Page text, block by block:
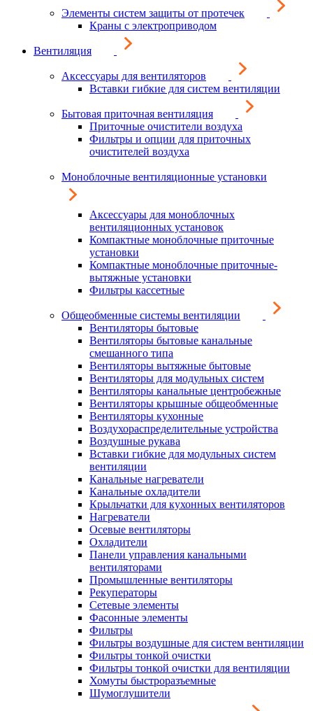
Элементы систем защиты от протечек
Краны с электроприводом
Вентиляция
Аксессуары для вентиляторов
Вставки гибкие для систем вентиляции
Бытовая приточная вентиляция
Приточные очистители воздуха
Фильтры и опции для приточных
очистителей воздуха
Моноблочные вентиляционные установки
Аксессуары для моноблочных
вентиляционных установок
Компактные моноблочные приточные
установки
Компактные моноблочные приточные-
вытяжные установки
Фильтры кассетные
Общеобменные системы вентиляции
Вентиляторы бытовые
Вентиляторы бытовые канальные
смешанного типа
Вентиляторы вытяжные бытовые
Вентиляторы для модульных систем
Вентиляторы канальные центробежные
Вентиляторы крышные общеобменные
Вентиляторы кухонные
Воздухораспределительные устройства
Воздушные рукава
Вставки гибкие для модульных систем
вентиляции
Канальные нагреватели
Канальные охладители
Крыльчатки для кухонных вентиляторов
Нагреватели
Осевые вентиляторы
Охладители
Панели управления канальными
вентиляторами
Промышленные вентиляторы
Рекуператоры
Сетевые элементы
Фасонные элементы
Фильтры
Фильтры воздушные для систем вентиляции
Фильтры тонкой очистки
Фильтры тонкой очистки для вентиляции
Хомуты быстроразъемные
Шумоглушители